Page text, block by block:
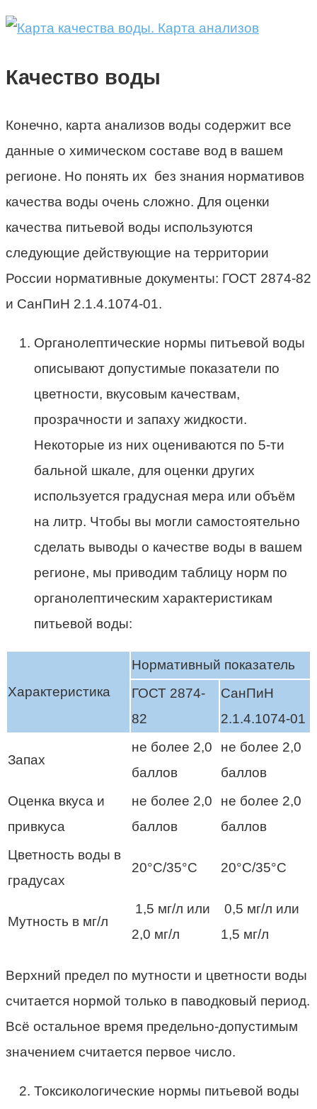
Качество воды
Конечно, карта анализов воды содержит все
данные о химическом составе вод в вашем
регионе. Но понять их без знания нормативов
качества воды очень сложно. Для оценки
качества питьевой воды используются
следующие действующие на территории
России нормативные документы: ГОСТ 2874-82
и СанПиН 2.1.4.1074-01.
Органолептические нормы питьевой воды
описывают допустимые показатели по
цветности, вкусовым качествам,
прозрачности и запаху жидкости.
Некоторые из них оцениваются по 5-ти
бальной шкале, для оценки других
используется градусная мера или объём
на литр. Чтобы вы могли самостоятельно
сделать выводы о качестве воды в вашем
регионе, мы приводим таблицу норм по
органолептическим характеристикам
питьевой воды:
Характеристика
Нормативный показатель
ГОСТ 2874-
82
СанПиН
2.1.4.1074-01
Запах
не более 2,0
баллов
не более 2,0
баллов
Оценка вкуса и
привкуса
не более 2,0
баллов
не более 2,0
баллов
Цветность воды в
градусах
20°С/35°С 20°С/35°С
Мутность в мг/л
1,5 мг/л или
2,0 мг/л
0,5 мг/л или
1,5 мг/л
Верхний предел по мутности и цветности воды
считается нормой только в паводковый период.
Всё остальное время предельно-допустимым
значением считается первое число.
Токсикологические нормы питьевой воды